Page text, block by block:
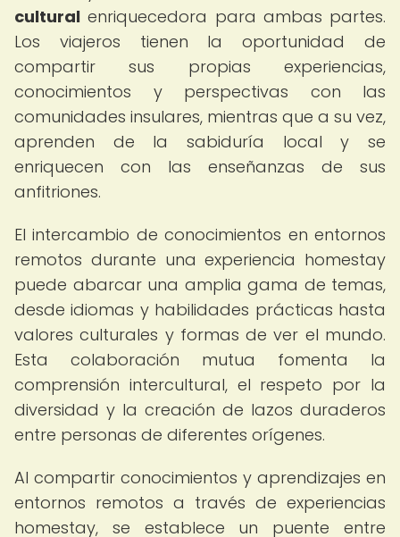
cultural enriquecedora para ambas partes.
Los viajeros tienen la oportunidad de
compartir sus propias experiencias,
conocimientos y perspectivas con las
comunidades insulares, mientras que a su vez,
aprenden de la sabiduría local y se
enriquecen con las enseñanzas de sus
anfitriones.
El intercambio de conocimientos en entornos
remotos durante una experiencia homestay
puede abarcar una amplia gama de temas,
desde idiomas y habilidades prácticas hasta
valores culturales y formas de ver el mundo.
Esta colaboración mutua fomenta la
comprensión intercultural, el respeto por la
diversidad y la creación de lazos duraderos
entre personas de diferentes orígenes.
Al compartir conocimientos y aprendizajes en
entornos remotos a través de experiencias
homestay, se establece un puente entre